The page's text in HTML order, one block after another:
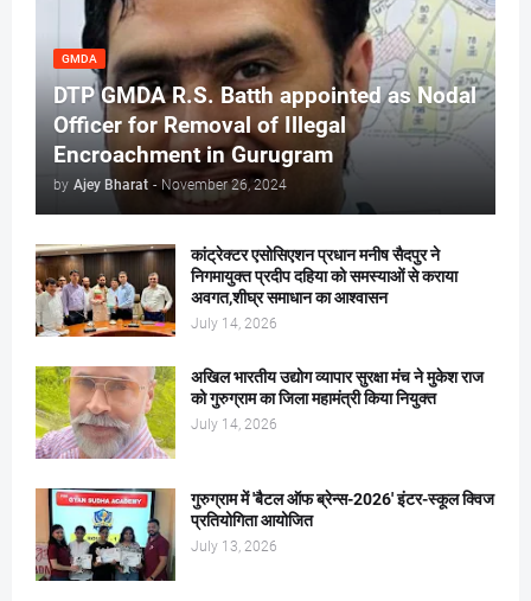
GMDA
DTP GMDA R.S. Batth appointed as Nodal
Officer for Removal of Illegal
Encroachment in Gurugram
by Ajey Bharat - November 26, 2024
कांट्रेक्टर एसोसिएशन प्रधान मनीष सैदपुर ने
निगमायुक्त प्रदीप दहिया को समस्याओं से कराया
अवगत,शीघ्र समाधान का आश्वासन
July 14, 2026
अखिल भारतीय उद्योग व्यापार सुरक्षा मंच ने मुकेश राज
को गुरुग्राम का जिला महामंत्री किया नियुक्त
July 14, 2026
गुरुग्राम में 'बैटल ऑफ ब्रेन्स-2026' इंटर-स्कूल क्विज
प्रतियोगिता आयोजित
July 13, 2026